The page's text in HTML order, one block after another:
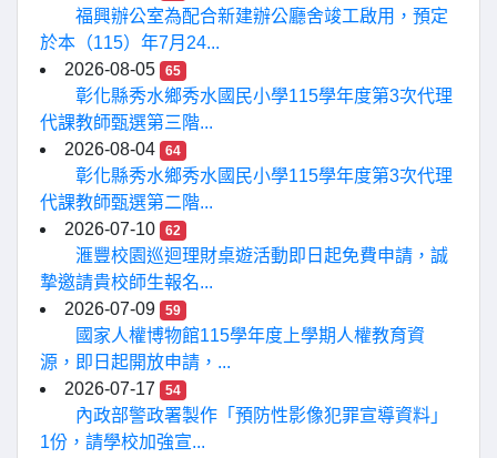
福興辦公室為配合新建辦公廳舍竣工啟用，預定
於本（115）年7月24...
2026-08-05
65
彰化縣秀水鄉秀水國民小學115學年度第3次代理
代課教師甄選第三階...
2026-08-04
64
彰化縣秀水鄉秀水國民小學115學年度第3次代理
代課教師甄選第二階...
2026-07-10
62
滙豐校園巡迴理財桌遊活動即日起免費申請，誠
摯邀請貴校師生報名...
2026-07-09
59
國家人權博物館115學年度上學期人權教育資
源，即日起開放申請，...
2026-07-17
54
內政部警政署製作「預防性影像犯罪宣導資料」
1份，請學校加強宣...